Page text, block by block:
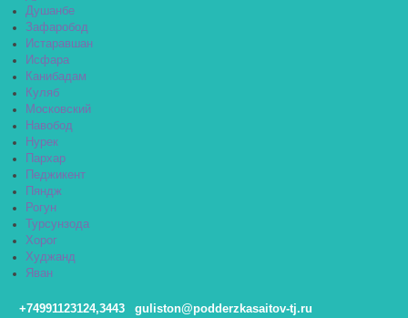
Душанбе
Зафаробод
Истаравшан
Исфара
Канибадам
Куляб
Московский
Навобод
Нурек
Пархар
Педжикент
Пяндж
Рогун
Турсунзода
Хорог
Худжанд
Яван
+74991123124,3443 guliston@podderzkasaitov-tj.ru